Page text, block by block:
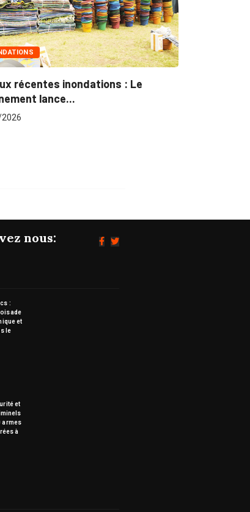
récentes inondations : Le
lance...
nous:
:
et
le
et
armes
à